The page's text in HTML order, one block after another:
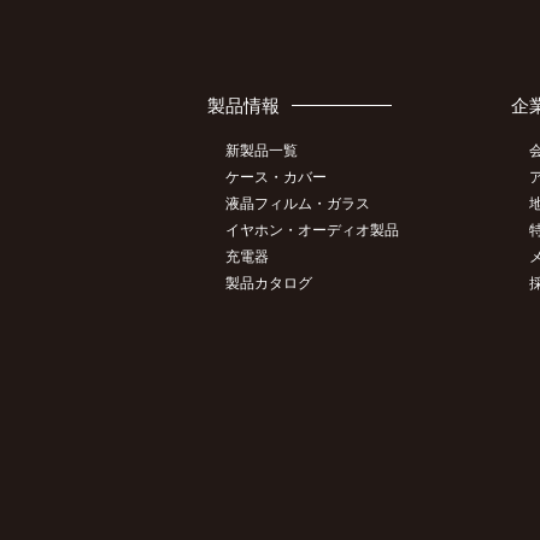
製品情報
新製品一覧
ケース・カバー
液晶フィルム・ガラス
イヤホン・オーディオ製品
充電器
製品カタログ
企